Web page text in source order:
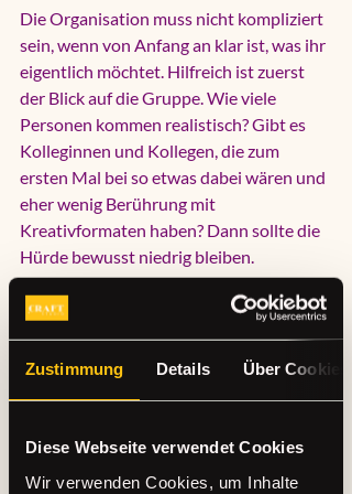
Zustimmung Details Über Cookies
Diese Webseite verwendet Cookies
Wir verwenden Cookies, um Inhalte
Die Organisation muss nicht kompliziert
sein, wenn von Anfang an klar ist, was ihr
eigentlich möchtet. Hilfreich ist zuerst
der Blick auf die Gruppe. Wie viele
Personen kommen realistisch? Gibt es
Kolleginnen und Kollegen, die zum
ersten Mal bei so etwas dabei wären und
eher wenig Berührung mit
Kreativformaten haben? Dann sollte die
Hürde bewusst niedrig bleiben.
Auch der Zeitrahmen ist wichtig. Für ein
Teamevent unter der Woche sind
kompakte Formate oft ideal. Zwei bis
Ankommen, Gestalten und entspanntem